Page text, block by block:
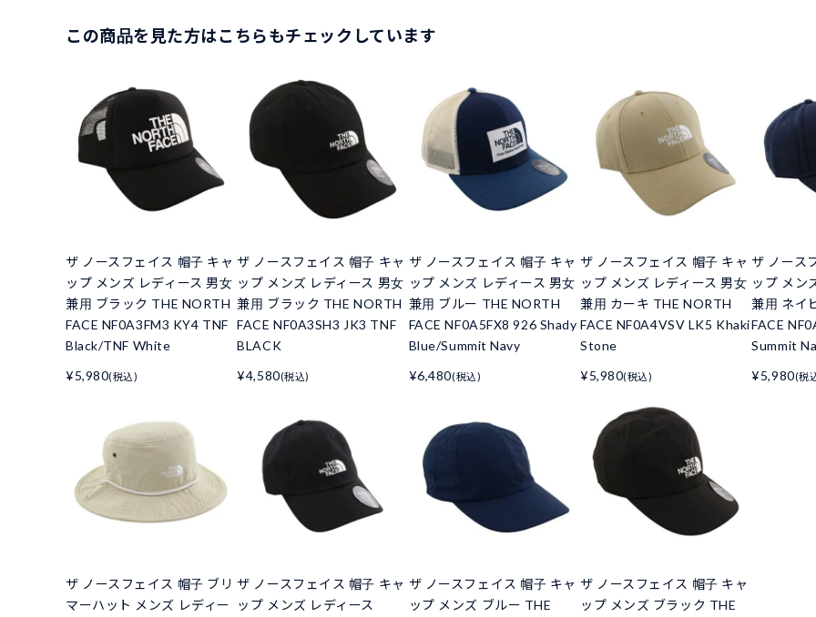
この商品を見た方はこちらもチェックしています
ザ ノースフェイス 帽子 キャ
ップ メンズ レディース 男女
兼用 ブラック THE NORTH
FACE NF0A3FM3 KY4 TNF
Black/TNF White
¥5,980(税込)
ザ ノースフェイス 帽子 キャ
ップ メンズ レディース 男女
兼用 ブラック THE NORTH
FACE NF0A3SH3 JK3 TNF
BLACK
¥4,580(税込)
ザ ノースフェイス 帽子 キャ
ップ メンズ レディース 男女
兼用 ブルー THE NORTH
FACE NF0A5FX8 926 Shady
Blue/Summit Navy
¥6,480(税込)
ザ ノースフェイス 帽子 キャ
ップ メンズ レディース 男女
兼用 カーキ THE NORTH
FACE NF0A4VSV LK5 Khaki
Stone
¥5,980(税込)
ザ ノース
ップ メン
兼用 ネイ
FACE
Summit
¥5,980(税
ザ ノースフェイス 帽子 ブリ
マーハット メンズ レディー
ザ ノースフェイス 帽子 キャ
ップ メンズ レディース
ザ ノースフェイス 帽子 キャ
ップ メンズ ブルー THE
ザ ノースフェイス 帽子 キャ
ップ メンズ ブラック THE